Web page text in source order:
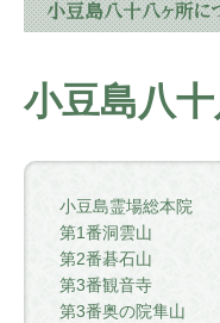
小豆島八
小豆島霊場総本院
第1番洞雲山
第2番碁石山
第3番観音寺
第3番奥の院隼山